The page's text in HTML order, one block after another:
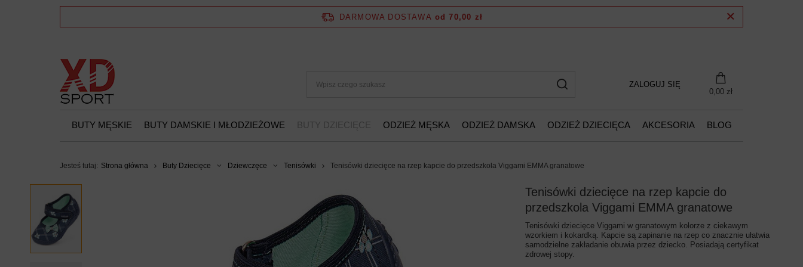
DARMOWA DOSTAWA od 70,00 zł
ZALOGUJ SIĘ
0,00 zł
BUTY MĘSKIE BUTY DAMSKIE I MŁODZIEŻOWE BUTY DZIECIĘCE ODZIEŻ MĘSKA ODZIEŻ DAMSKA ODZIEŻ DZIECIĘCA AKCESORIA BLOG
Jesteś tutaj: Strona główna Buty Dziecięce Dziewczęce Tenisówki Tenisówki dziecięce na rzep kapcie do przedszkola Viggami EMMA granatowe
Tenisówki dziecięce na rzep kapcie do
przedszkola Viggami EMMA granatowe
Tenisówki dziecięce Viggami w granatowym kolorze z ciekawym
wzorkiem i kokardką. Kapcie są zapinanie na rzep co znacznie ułatwia
samodzielne zakładanie obuwia przez dziecko. Posiadają certyfikat
zdrowej stopy.